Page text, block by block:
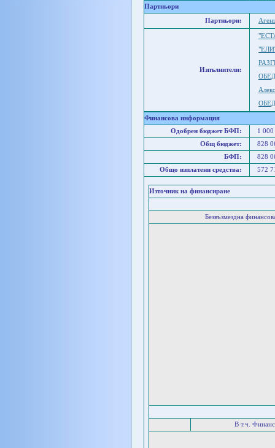
Партньори
Партньори:
Изпълнители:
Финансова информация
Одобрен бюджет БФП:
1
Общ бюджет:
828
БФП:
828
Общо изплатени средства:
572
Източник на финансиране
Безвъзмездна
В т.ч.